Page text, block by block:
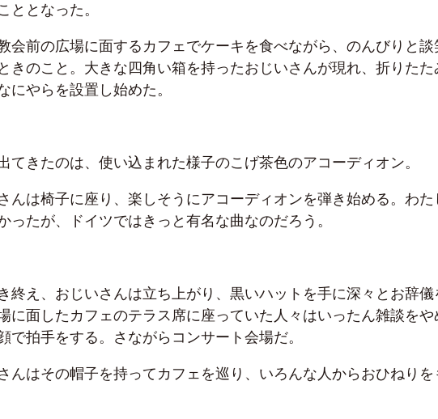
ととなった。
会前の広場に面するカフェでケーキを食べながら、のんびりと談
きのこと。大きな四角い箱を持ったおじいさんが現れ、折りたた
にやらを設置し始めた。
てきたのは、使い込まれた様子のこげ茶色のアコーディオン。
んは椅子に座り、楽しそうにアコーディオンを弾き始める。わた
ったが、ドイツではきっと有名な曲なのだろう。
終え、おじいさんは立ち上がり、黒いハットを手に深々とお辞儀
に面したカフェのテラス席に座っていた人々はいったん雑談をや
で拍手をする。さながらコンサート会場だ。
んはその帽子を持ってカフェを巡り、いろんな人からおひねりを